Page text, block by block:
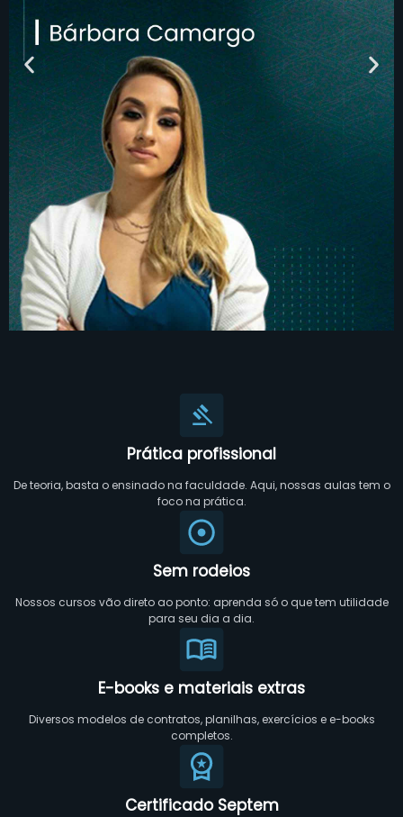
Prática profissional
De teoria, basta o ensinado na faculdade. Aqui, nossas aulas tem o
foco na prática.
Sem rodeios
Nossos cursos vão direto ao ponto: aprenda só o que tem utilidade
para seu dia a dia.
E-books e materiais extras
Diversos modelos de contratos, planilhas, exercícios e e-books
completos.
Certificado Septem